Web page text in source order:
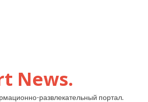
News.
развлекательный портал.